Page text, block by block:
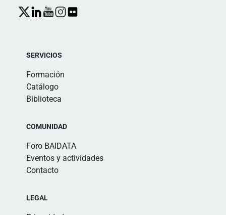
SERVICIOS
Formación
Catálogo
Biblioteca
COMUNIDAD
Foro BAIDATA
Eventos y actividades
Contacto
LEGAL